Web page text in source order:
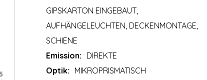
GIPSKARTON EINGEBAUT,
AUFHÄNGELEUCHTEN, DECKENMONTAGE,
SCHIENE
Emission: DIREKTE
Optik: MIKROPRISMATISCH